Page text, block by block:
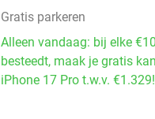
Gratis parkeren
Alleen vandaag: bij elke
besteedt, maak je gratis
iPhone 17 Pro t.w.v. €1.329!